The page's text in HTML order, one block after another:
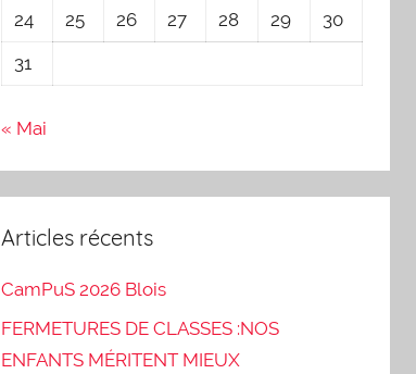
24
25 26 27 28 29
30
31
« Mai
Articles récents
CamPuS 2026 Blois
FERMETURES DE CLASSES :NOS
ENFANTS MÉRITENT MIEUX